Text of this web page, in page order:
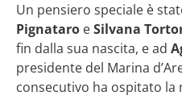
Un pensiero speciale è
Pignataro eSilvana
fin dalla sua nascita, e ad
presidente del Marina
consecutivo ha ospitato la